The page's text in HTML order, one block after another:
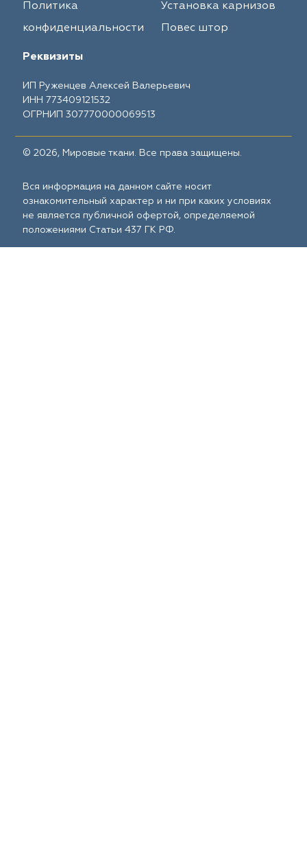
Политика
конфиденциальности
Установка карнизов
Повес штор
Реквизиты
ИП Руженцев Алексей Валерьевич
ИНН 773409121532
ОГРНИП 307770000069513
© 2026, Мировые ткани. Все права защищены.
Вся информация на данном сайте носит
ознакомительный характер и ни при каких условиях
не является публичной офертой, определяемой
положениями Статьи 437 ГК РФ.